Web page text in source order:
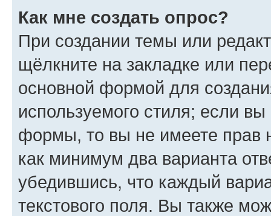
Как мне создать опрос?
При создании темы или
щёлкните на закладке или
основной формой для
используемого стиля; если
формы, то вы не имеете прав
как минимум два варианта
убедившись, что каждый
текстового поля. Вы также